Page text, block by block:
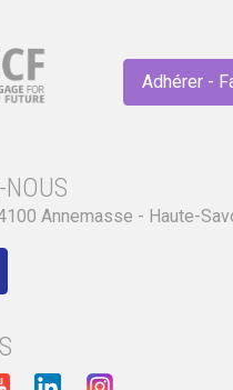
Adhérer -
Annemasse - Haute-